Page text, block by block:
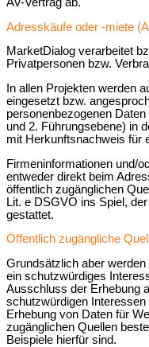
AV-Vertrag ab.
Adresskäufe oder -miete
MarketDialog verarbeitet
Privatpersonen bzw.
In allen Projekten werden
eingesetzt bzw.
personenbezogenen
und 2. Führungsebene) in
mit Herkunftsnachweis für
Firmeninformationen und/
entweder direkt beim
öffentlich zugänglichen
Lit. e DSGVO ins Spiel,
gestattet.
Öffentlich zugängliche
Grundsätzlich aber
ein schutzwürdiges
Ausschluss der Erhebung
schutzwürdigen
Erhebung von Daten für
zugänglichen Quellen
Beispiele hierfür sind.